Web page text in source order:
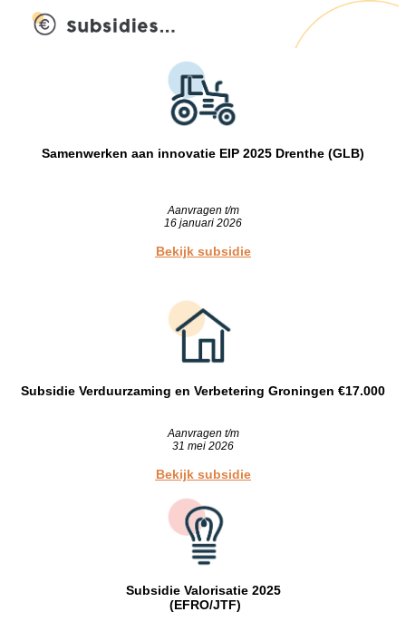
Samenwerken aan innovatie EIP 2025 Drenthe (GLB)
Aanvragen t/m
16 januari 2026
Bekijk subsidie
Subsidie Verduurzaming en Verbetering Groningen €17.000
Aanvragen t/m
31 mei 2026
Bekijk subsidie
Subsidie Valorisatie 2025
(EFRO/JTF)